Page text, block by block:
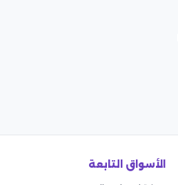
الأسواق التابعة